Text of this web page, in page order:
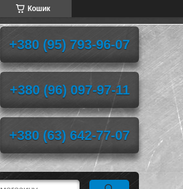
Кошик
+380 (95) 793-96-07
+380 (96) 097-97-11
+380 (63) 642-77-07